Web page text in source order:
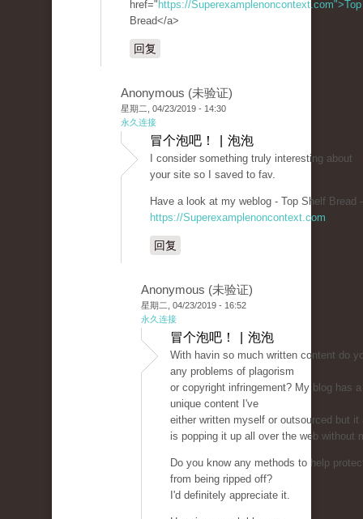
href=" https://Superexamplenoncontext.com">Top
Bread</a>
回复
Anonymous (未验证)
星期二, 04/23/2019 - 14:30
永久连接
冒个泡吧！ | 泡泡
I consider something truly interesting about
your site so I saved to fav.
Have a look at my weblog - Top Shelf Bread -
https://Superexamplenoncontext.com
回复
Anonymous (未验证)
星期二, 04/23/2019 - 16:52
永久连接
冒个泡吧！ | 泡泡
With havin so much written content do
any problems of plagorism
or copyright infringement? My blog has
unique content I've
either written myself or outsourced but it
is popping it up all over the web without
Do you know any methods to help
from being ripped off?
I'd definitely appreciate it.